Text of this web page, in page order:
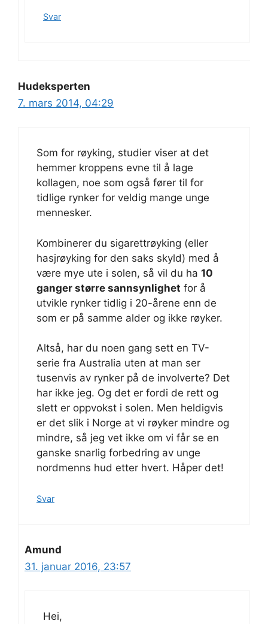
Svar
Hudeksperten
7. mars 2014, 04:29
Som for røyking, studier viser at det
hemmer kroppens evne til å lage
kollagen, noe som også fører til for
tidlige rynker for veldig mange unge
mennesker.
Kombinerer du sigarettrøyking (eller
hasjrøyking for den saks skyld) med å
være mye ute i solen, så vil du ha 10
ganger større sannsynlighet for å
utvikle rynker tidlig i 20-årene enn de
som er på samme alder og ikke røyker.
Altså, har du noen gang sett en TV-
serie fra Australia uten at man ser
tusenvis av rynker på de involverte? Det
har ikke jeg. Og det er fordi de rett og
slett er oppvokst i solen. Men heldigvis
er det slik i Norge at vi røyker mindre og
mindre, så jeg vet ikke om vi får se en
ganske snarlig forbedring av unge
nordmenns hud etter hvert. Håper det!
Svar
Amund
31. januar 2016, 23:57
Hei,